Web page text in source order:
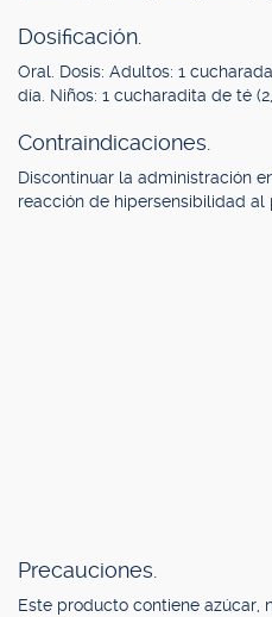
Dosificación.
Oral. Dosis: Adultos: 1
día. Niños: 1 cucharadita de té
Contraindicaciones.
Discontinuar la administración
reacción de hipersensibilidad al
Precauciones.
Este producto contiene azúcar,